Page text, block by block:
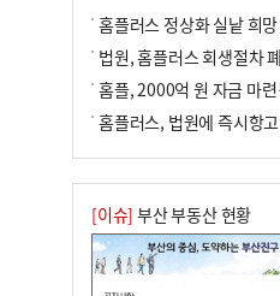
홈플러스 정상화 실낱 희망
법원, 홈플러스 회생절차
[이슈] 부산 부동산 현황